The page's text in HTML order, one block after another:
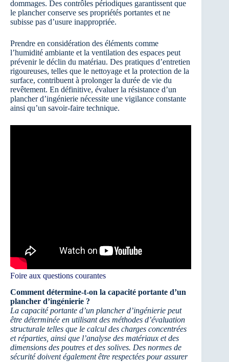
dommages. Des contrôles périodiques garantissent que
le plancher conserve ses propriétés portantes et ne
subisse pas d’usure inappropriée.
Prendre en considération des éléments comme
l’humidité ambiante et la ventilation des espaces peut
prévenir le déclin du matériau. Des pratiques d’entretien
rigoureuses, telles que le nettoyage et la protection de la
surface, contribuent à prolonger la durée de vie du
revêtement. En définitive, évaluer la résistance d’un
plancher d’ingénierie nécessite une vigilance constante
ainsi qu’un savoir-faire technique.
Foire aux questions courantes
Comment détermine-t-on la capacité portante d’un
plancher d’ingénierie ?
La capacité portante d’un plancher d’ingénierie peut
être déterminée en utilisant des méthodes d’évaluation
structurale telles que le calcul des charges concentrées
et réparties, ainsi que l’analyse des matériaux et des
dimensions des poutres et des solives. Des normes de
sécurité doivent également être respectées pour assurer